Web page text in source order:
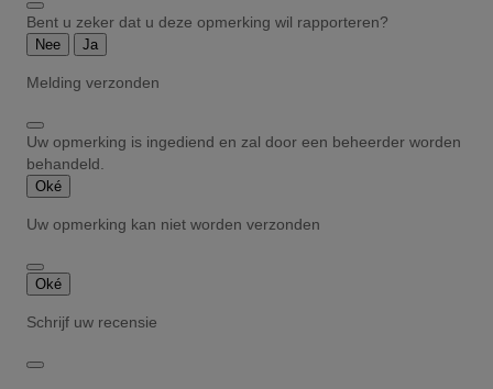
Bent u zeker dat u deze opmerking wil rapporteren?
Nee Ja
Melding verzonden
Uw opmerking is ingediend en zal door een beheerder worden
behandeld.
Oké
Uw opmerking kan niet worden verzonden
Oké
Schrijf uw recensie